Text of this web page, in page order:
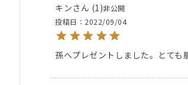
キン 1 非公開
投稿日
2022/09/04
孫へプレゼントしました。とても